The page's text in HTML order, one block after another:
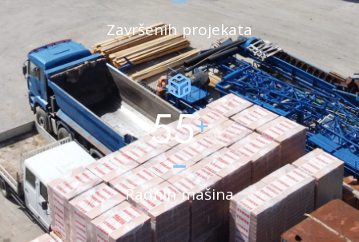
Završenih projekata
55+
Radnih mašina